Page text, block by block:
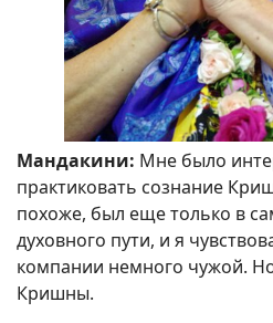
Мандакини: Мне было
практиковать сознание
похоже, был еще только в
духовного пути, и я
компании немного чужой.
Кришны.